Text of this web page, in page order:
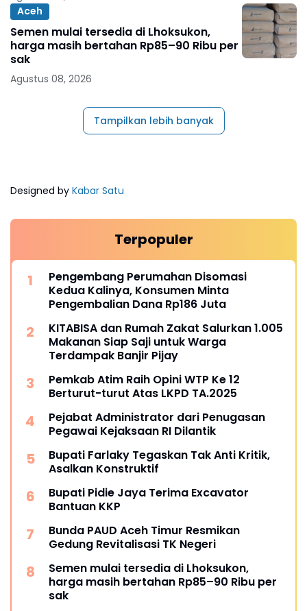
Aceh
Semen mulai tersedia di Lhoksukon,
harga masih bertahan Rp85–90 Ribu per
sak
Agustus 08, 2026
Tampilkan lebih banyak
Designed by Kabar Satu
Terpopuler
Pengembang Perumahan Disomasi
Kedua Kalinya, Konsumen Minta
Pengembalian Dana Rp186 Juta
KITABISA dan Rumah Zakat Salurkan 1.005
Makanan Siap Saji untuk Warga
Terdampak Banjir Pijay
Pemkab Atim Raih Opini WTP Ke 12
Berturut-turut Atas LKPD TA.2025
Pejabat Administrator dari Penugasan
Pegawai Kejaksaan RI Dilantik
Bupati Farlaky Tegaskan Tak Anti Kritik,
Asalkan Konstruktif
Bupati Pidie Jaya Terima Excavator
Bantuan KKP
Bunda PAUD Aceh Timur Resmikan
Gedung Revitalisasi TK Negeri
Semen mulai tersedia di Lhoksukon,
harga masih bertahan Rp85–90 Ribu per
sak